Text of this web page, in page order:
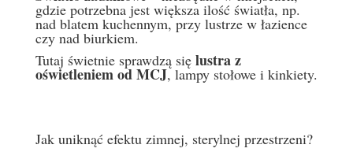
gdzie potrzebna jest większa ilość światła, np.
nad blatem kuchennym, przy lustrze w łazience
czy nad biurkiem.
Tutaj świetnie sprawdzą się lustra z
oświetleniem odMCJ, lampy stołowe i kinkiety.
Jak uniknąć efektu zimnej, sterylnej przestrzeni?